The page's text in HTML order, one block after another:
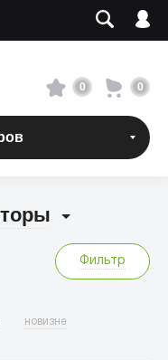
0 0
Фильтр
новизне